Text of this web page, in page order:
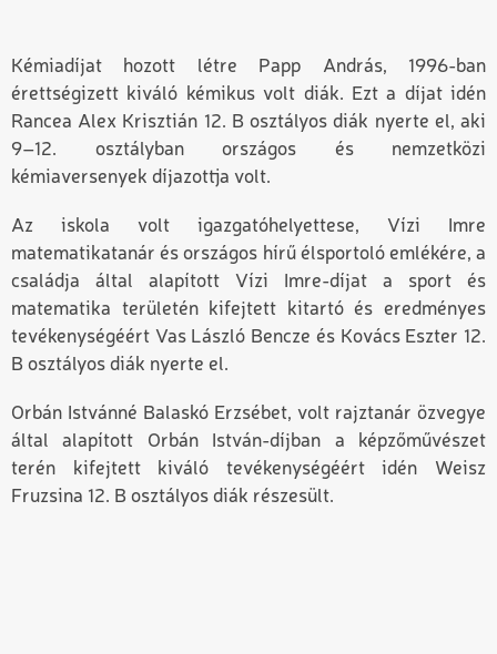
Kémiadíjat hozott létre Papp András, 1996-ban
érettségizett kiváló kémikus volt diák. Ezt a díjat idén
Rancea Alex Krisztián 12. B osztályos diák nyerte el, aki
9–12. osztályban országos és nemzetközi
kémiaversenyek díjazottja volt.
Az iskola volt igazgatóhelyettese, Vízi Imre
matematikatanár és országos hírű élsportoló emlékére, a
családja által alapított Vízi Imre-díjat a sport és
matematika területén kifejtett kitartó és eredményes
tevékenységéért Vas László Bencze és Kovács Eszter 12.
B osztályos diák nyerte el.
Orbán Istvánné Balaskó Erzsébet, volt rajztanár özvegye
által alapított Orbán István-díjban a képzőművészet
terén kifejtett kiváló tevékenységéért idén Weisz
Fruzsina 12. B osztályos diák részesült.